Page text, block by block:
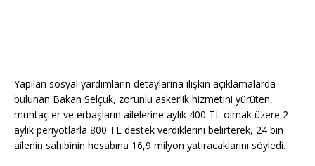
Yapılan sosyal yardımların detaylarına ilişkin açıklamalarda
bulunan Bakan Selçuk, zorunlu askerlik hizmetini yürüten,
muhtaç er ve erbaşların ailelerine aylık 400 TL olmak üzere 2
aylık periyotlarla 800 TL destek verdiklerini belirterek, 24 bin
ailenin sahibinin hesabına 16,9 milyon yatıracaklarını söyledi.